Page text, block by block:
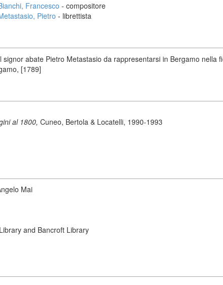
Francesco - compositore
Pietro - librettista
abate Pietro Metastasio da rappresentarsi in Bergamo nella
[1789]
al 1800, Cuneo, Bertola & Locatelli, 1990-1993
Mai
and Bancroft Library